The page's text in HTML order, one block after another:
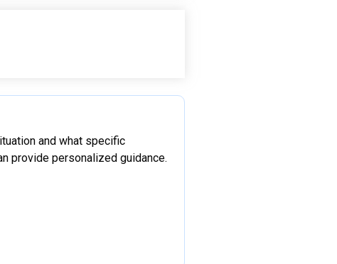
and what specific
provide personalized guidance.